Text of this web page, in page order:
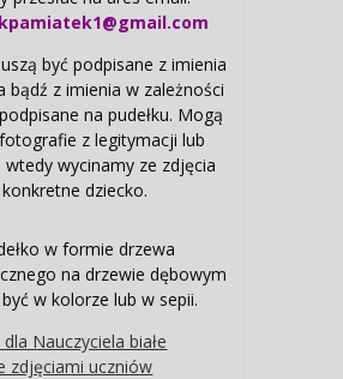
być podpisane z imienia
bądź z imienia w zależności
na pudełku. Mogą
z legitymacji lub
wtedy wycinamy ze zdjęcia
konkretne dziecko.
w formie drzewa
na drzewie dębowym
w kolorze lub w sepii.